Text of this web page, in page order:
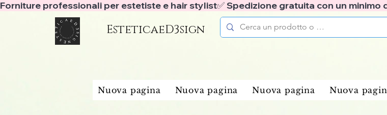
Forniture professionali per estetiste e hair stylist✅ Spedizione gratuita con un minimo
EsteticaeD3sign
Nuova pagina Nuova pagina Nuova pagina Nuova